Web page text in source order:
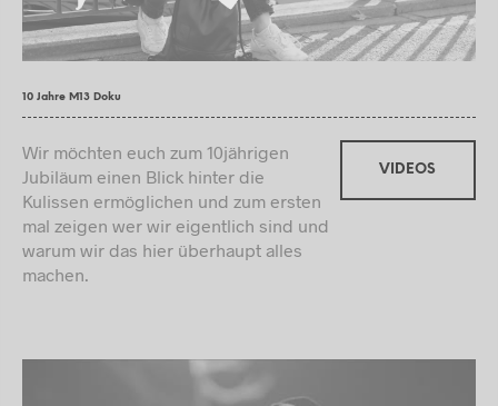
10 Jahre M13 Doku
Wir möchten euch zum 10jährigen
Jubiläum einen Blick hinter die
Kulissen ermöglichen und zum ersten
mal zeigen wer wir eigentlich sind und
warum wir das hier überhaupt alles
machen.
VIDEOS